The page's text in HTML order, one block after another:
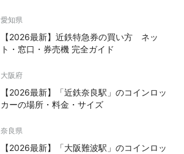
愛知県
【2026最新】近鉄特急券の買い方 ネッ
ト・窓口・券売機 完全ガイド
大阪府
【2026最新】「近鉄奈良駅」のコインロッ
カーの場所・料金・サイズ
奈良県
【2026最新】「大阪難波駅」のコインロッ